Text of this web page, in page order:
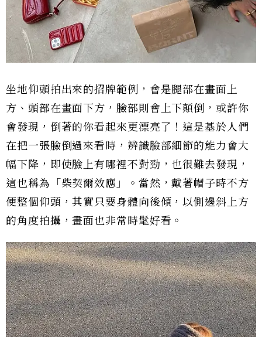
坐地仰頭拍出來的招牌範例，會是腿部在畫面上
方、頭部在畫面下方，臉部則會上下顛倒，或許你
會發現，倒著的你看起來更漂亮了！這是基於人們
在把一張臉倒過來看時，辨識臉部細節的能力會大
幅下降，即使臉上有哪裡不對勁，也很難去發現，
這也稱為「柴契爾效應」。當然，戴著帽子時不方
便整個仰頭，其實只要身體向後傾，以側邊斜上方
的角度拍攝，畫面也非常時髦好看。